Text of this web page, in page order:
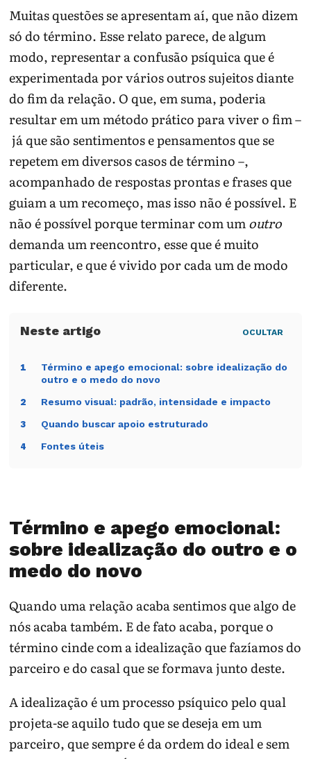
Muitas questões se apresentam aí, que não dizem
só do término. Esse relato parece, de algum
modo, representar a confusão psíquica que é
experimentada por vários outros sujeitos diante
do fim da relação. O que, em suma, poderia
resultar em um método prático para viver o fim –
já que são sentimentos e pensamentos que se
repetem em diversos casos de término –,
acompanhado de respostas prontas e frases que
guiam a um recomeço, mas isso não é possível. E
não é possível porque terminar com umoutro
demanda um reencontro, esse que é muito
particular, e que é vivido por cada um de modo
diferente.
OCULTAR
1
Término e apego emocional: sobre idealização do
outro e o medo do novo
2 Resumo visual: padrão, intensidade e impacto
3 Quando buscar apoio estruturado
4 Fontes úteis
Término e apego emocional:
sobre idealização do outro e o
medo do novo
Quando uma relação acaba sentimos que algo de
nós acaba também. E de fato acaba, porque o
término cinde com a idealização que fazíamos do
parceiro e do casal que se formava junto deste.
A idealização é um processo psíquico pelo qual
projeta-se aquilo tudo que se deseja em um
parceiro, que sempre é da ordem do ideal e sem